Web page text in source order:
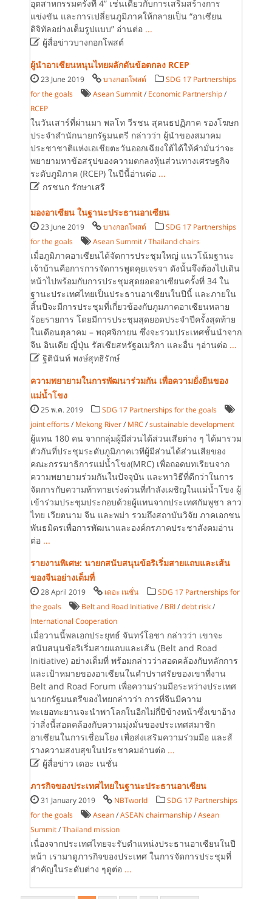
อุตสาหกรรมครั้งที่ 4” เช่นเดียวกับการเสริมสร้างการ
แข่งขัน และการเปลี่ยนภูมิภาคให้กลายเป็น “อาเซียน
ดิจิทัลอย่างเต็มรูปแบบ” อ่านต่อ ...
ผู้สื่อข่าวบางกอกโพสต์
ผู้นำอาเซียนหนุนไทยผลักดันข้อตกลง RCEP
23 June 2019 บางกอกโพสต์
SDG 17 Partnerships
for the goals
Asean Summit / Economic Partnership /
RCEP
ในวันเสาร์ที่ผ่านมา พลโท วีรชน สุคนธปฏิภาค รองโฆษก
ประจำสำนักนายกรัฐมนตรี กล่าวว่า ผู้นำของสมาคม
ประชาชาติแห่งเอเชียตะวันออกเฉียงใต้ได้ให้คำมั่นว่าจะ
พยายามหาข้อสรุปของความตกลงหุ้นส่วนทางเศรษฐกิจ
ระดับภูมิภาค (RCEP) ในปีนี้อ่านต่อ ...
กรชนก รักษาเสรี
มองอาเซียน ในฐานะประธานอาเซียน
23 June 2019 บางกอกโพสต์
SDG 17 Partnerships
for the goals
Asean Summit /Thailand chairs
เมื่อภูมิภาคอาเซียนได้จัดการประชุมใหญ่ แนวโน้มฐานะ
เจ้าบ้านคือการการจัดการพูดคุยเจรจา ดังนั้นจึงต้องไปเดิน
หน้าไปพร้อมกับการประชุมสุดยอดอาเซียนครั้งที่ 34 ใน
ฐานะประเทศไทยเป็นประธานอาเซียนในปีนี้ และภายใน
สิ้นปีจะมีการประชุมที่เกี่ยวข้องกับภูมภาคอาเซียนหลาย
ร้อยรายการ โดยมีการประชุมสุดยอดประจำปีครั้งสุดท้าย
ในเดือนตุลาคม – พฤศจิกายน ซึ่งจะรวมประเทศชั้นนำจาก
จีน อินเดีย ญี่ปุ่น รัสเซียสหรัฐอเมริกา และอื่น ๆอ่านต่อ ...
ฐิตินันท์ พงษ์สุทธิรักษ์
ความพยายามในการพัฒนาร่วมกัน เพื่อความยั่งยืนของ
แม่น้ำโขง
25 พ.ค. 2019
SDG 17 Partnerships for the goals
joint efforts / Mekong River / MRC /sustainable development
ผู้แทน 180 คน จากกลุ่มผู้มีส่วนได้ส่วนเสียต่าง ๆ ได้มารวม
ตัวกันที่ประชุมระดับภูมิภาคเวทีผู้มีส่วนได้ส่วนเสียของ
คณะกรรมาธิการแม่น้ำโขง(MRC) เพื่อถอดบทเรียนจาก
ความพยายามร่วมกันในปัจจุบัน และหาวิธีที่ดีกว่าในการ
จัดการกับความท้าทายเร่งด่วนที่กำลังเผชิญในแม่น้ำโขง ผู้
เข้าร่วมประชุมประกอบด้วยผู้แทนจากประเทศกัมพูชา ลาว
ไทย เวียตนาม จีน และพม่า รวมถึงสถาบันวิจัย ภาคเอกชน
พันธมิตรเพื่อการพัฒนาและองค์กรภาคประชาสังคมอ่าน
ต่อ ...
รายงานพิเศษ: นายกสนับสนุนข้อริเริ่มสายแถบและเส้น
ของจีนอย่างเต็มที่
28 April 2019 เดอะ เนชั่น
SDG 17 Partnerships for
the goals
Belt and Road Initiative / BRI /debt risk /
International Cooperation
เมื่อวานนี้พลเอกประยุทธ์ จันทร์โอชา กล่าวว่า เขาจะ
สนับสนุนข้อริเริ่มสายแถบและเส้น (Belt and Road
Initiative) อย่างเต็มที่ พร้อมกล่าวว่าสอดคล้องกับหลักการ
และเป้าหมายของอาเซียนในคำปราศรัยของเขาที่งาน
Belt and Road Forum เพื่อความร่วมมือระหว่างประเทศ
นายกรัฐมนตรีของไทยกล่าวว่า การที่จีนมีความ
ทะเยอทะยานจะนำพาโลกในอีกไม่กี่ปีข้างหน้าซึ่งเขาอ้าง
ว่าสิ่งนี้สอดคล้องกับความมุ่งมั่นของประเทศสมาชิก
อาเซียนในการเชื่อมโยง เพื่อส่งเสริมความร่วมมือ และส้
รางความสงบสุขในประชาคมอ่านต่อ ...
ผู้สื่อข่าว เดอะ เนชั่น
ภารกิจของประเทศไทยในฐานะประธานอาเซียน
31 January 2019 NBTworld
SDG 17 Partnerships
for the goals
Asean /ASEAN chairmanship /Asean
Summit /Thailand mission
เนื่องจากประเทศไทยจะรับตำแหน่งประธานอาเซียนในปี
หน้า เรามาดูภารกิจของประเทศ ในการจัดการประชุมที่
สำคัญในระดับต่าง ๆดูต่อ ...